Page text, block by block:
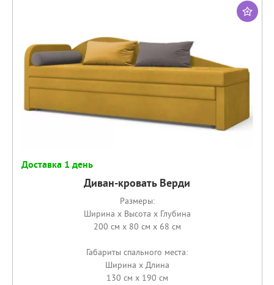
Доставка 1 день
Диван-кровать Верди
Размеры:
Ширина x Высота x Глубина
200 см x 80 см x 68 см
Габариты спального места:
Ширина x Длина
130 см x 190 см